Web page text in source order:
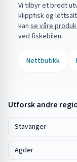
Vi tilbyr et bredt
klippfisk og
kan se våre
ved fiskebilen.
Nettbutikk
Utforsk andre
Stavanger
Agder